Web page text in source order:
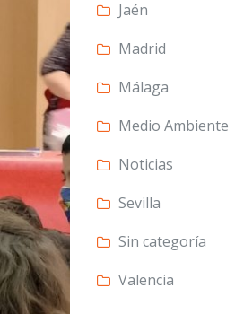
Jaén
Madrid
Málaga
Medio Ambiente
Noticias
Sevilla
Sin categoría
Valencia